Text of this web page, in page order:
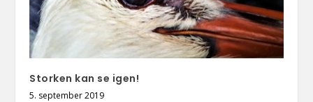
Storken kan se igen!
5. september 2019